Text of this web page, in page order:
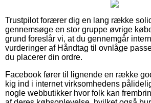
Trustpilot forærer dig en lang række
gennemsøge en stor gruppe øvrige
grund foreslår vi, at du gennemgår
vurderinger af Håndtag til ovnlåge
du placerer din ordre.
Facebook fører til lignende en række
kig ind i internet virksomhedens
nogle webbutikker hvor folk kan